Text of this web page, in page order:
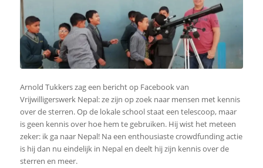
Arnold Tukkers zag een bericht op Facebook van
Vrijwilligerswerk Nepal: ze zijn op zoek naar mensen met kennis
over de sterren. Op de lokale school staat een telescoop, maar
is geen kennis over hoe hem te gebruiken. Hij wist het meteen
zeker: ik ga naar Nepal! Na een enthousiaste crowdfunding actie
is hij dan nu eindelijk in Nepal en deelt hij zijn kennis over de
sterren en meer.